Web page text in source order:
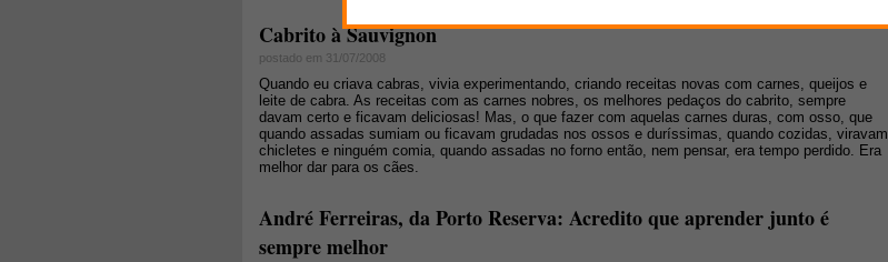
Cabrito à Sauvignon
postado em 31/07/2008
Quando eu criava cabras, vivia experimentando, criando receitas novas com carnes, queijos e
leite de cabra. As receitas com as carnes nobres, os melhores pedaços do cabrito, sempre
davam certo e ficavam deliciosas! Mas, o que fazer com aquelas carnes duras, com osso, que
quando assadas sumiam ou ficavam grudadas nos ossos e duríssimas, quando cozidas, viravam
chicletes e ninguém comia, quando assadas no forno então, nem pensar, era tempo perdido. Era
melhor dar para os cães.
André Ferreiras, da Porto Reserva: Acredito que aprender junto é
sempre melhor